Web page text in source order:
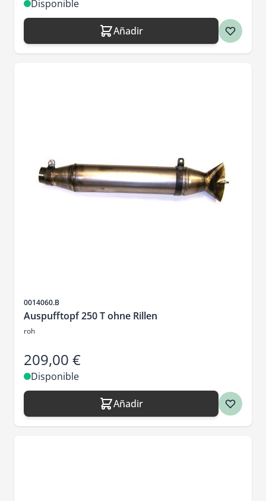
Disponible
Añadir
SKU
0014060.B
Auspufftopf 250 T ohne Rillen
roh
209,00 €
Disponible
Añadir